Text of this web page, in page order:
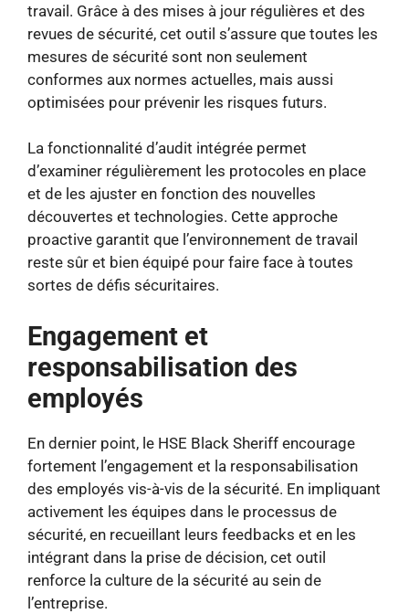
travail. Grâce à des mises à jour régulières et des
revues de sécurité, cet outil s’assure que toutes les
mesures de sécurité sont non seulement
conformes aux normes actuelles, mais aussi
optimisées pour prévenir les risques futurs.
La fonctionnalité d’audit intégrée permet
d’examiner régulièrement les protocoles en place
et de les ajuster en fonction des nouvelles
découvertes et technologies. Cette approche
proactive garantit que l’environnement de travail
reste sûr et bien équipé pour faire face à toutes
sortes de défis sécuritaires.
Engagement et
responsabilisation des
employés
En dernier point, le HSE Black Sheriff encourage
fortement l’engagement et la responsabilisation
des employés vis-à-vis de la sécurité. En impliquant
activement les équipes dans le processus de
sécurité, en recueillant leurs feedbacks et en les
intégrant dans la prise de décision, cet outil
renforce la culture de la sécurité au sein de
l’entreprise.